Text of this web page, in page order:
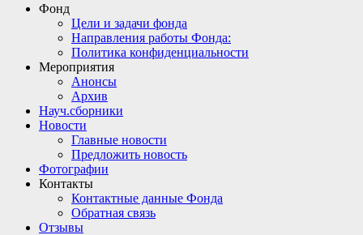
Основное
Фонд
Цели и задачи фонда
Направления работы Фонда:
Политика конфиденциальности
Мероприятия
Анонсы
Архив
Науч.сборники
Новости
Главные новости
Предложить новость
Фотографии
Контакты
Контактные данные Фонда
Обратная связь
Отзывы